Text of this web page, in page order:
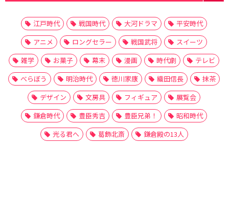
江戸時代 戦国時代 大河ドラマ
平安時代
アニメ
ロングセラー 戦国武将
スイーツ
雑学
お菓子 幕末 漫画 時代劇
テレビ
べらぼう
明治時代 徳川家康 織田信長
抹茶
デザイン
文房具 フィギュア
展覧会
鎌倉時代
豊臣秀吉 豊臣兄弟！
昭和時代
光る君へ
葛飾北斎 鎌倉殿の13人